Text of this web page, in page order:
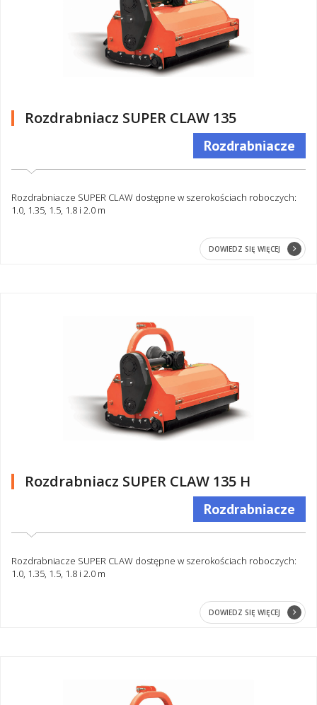
Rozdrabniacz SUPER CLAW 135
Rozdrabniacze
Rozdrabniacze SUPER CLAW dostępne w szerokościach roboczych:
1.0, 1.35, 1.5, 1.8 i 2.0 m
DOWIEDZ SIĘ WIĘCEJ
Rozdrabniacz SUPER CLAW 135 H
Rozdrabniacze
Rozdrabniacze SUPER CLAW dostępne w szerokościach roboczych:
1.0, 1.35, 1.5, 1.8 i 2.0 m
DOWIEDZ SIĘ WIĘCEJ